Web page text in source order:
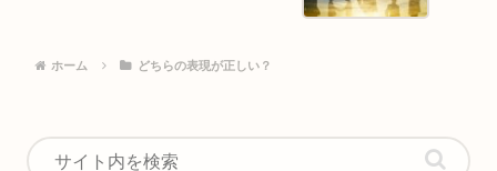
ホーム どちらの表現が正しい？